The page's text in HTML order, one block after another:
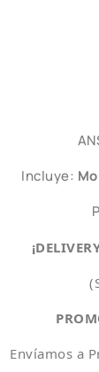
Incluye:
Envíamos a